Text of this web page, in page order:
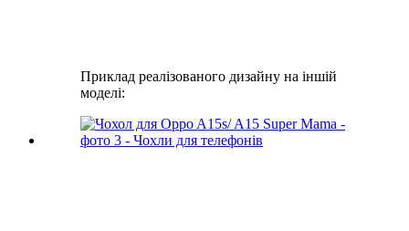
Приклад реалізованого дизайну на іншій
моделі: